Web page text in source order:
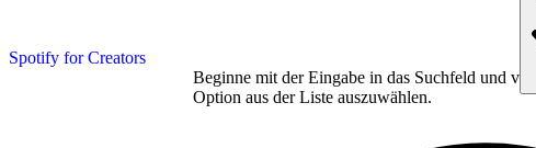
Spotify for Creators
Beginne mit der Eingabe in das Suchfeld und
Option aus der Liste auszuwählen.